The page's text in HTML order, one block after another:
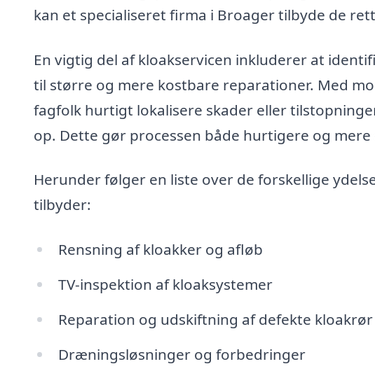
kan et specialiseret firma i Broager tilbyde de
En vigtig del af kloakservicen inkluderer at
til større og mere kostbare reparationer. Med
fagfolk hurtigt lokalisere skader eller
op. Dette gør processen både hurtigere og mere
Herunder følger en liste over de forskellige
tilbyder:
Rensning af kloakker og afløb
TV-inspektion af kloaksystemer
Reparation og udskiftning af defekte kloakrør
Dræningsløsninger og forbedringer